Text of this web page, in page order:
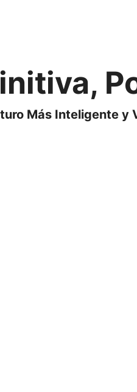
Más Inteligente y